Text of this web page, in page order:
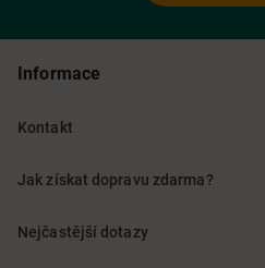
Informace
Kontakt
Jak získat dopravu zdarma?
Nejčastější dotazy